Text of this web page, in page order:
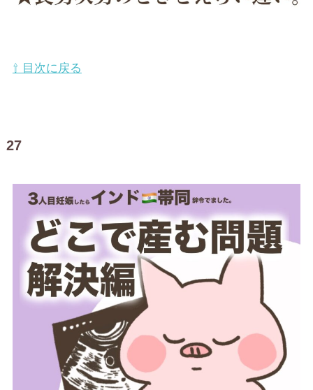
⇧ 目次に戻る
27